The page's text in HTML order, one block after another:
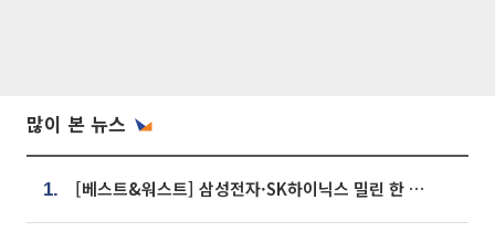
많이 본 뉴스
1. [베스트&워스트] 삼성전자·SK하이닉스 밀린 한 주…상상인증권은 85% 급등